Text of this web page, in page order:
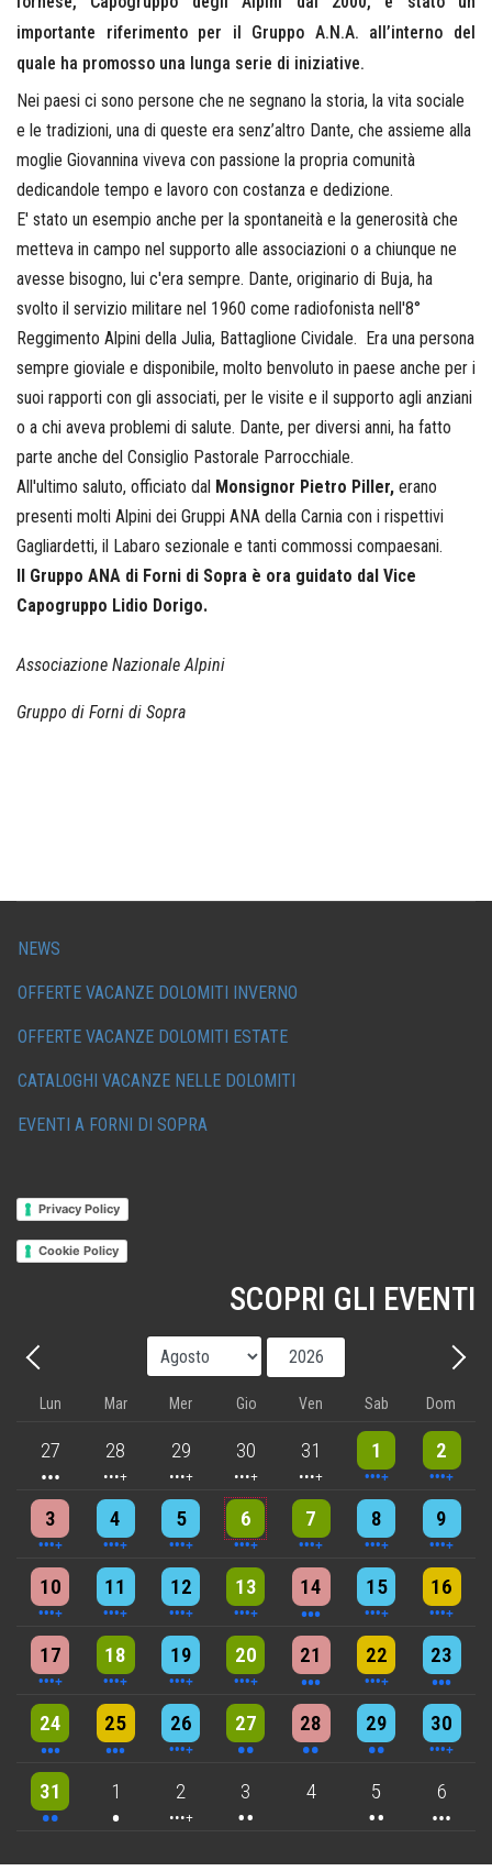
importante riferimento per il Gruppo A.N.A. all’interno del
quale ha promosso una lunga serie di iniziative.
Nei paesi ci sono persone che ne segnano la storia, la vita sociale
e le tradizioni, una di queste era senz’altro Dante, che assieme alla
moglie Giovannina viveva con passione la propria comunità
dedicandole tempo e lavoro con costanza e dedizione.
E' stato un esempio anche per la spontaneità e la generosità che
metteva in campo nel supporto alle associazioni o a chiunque ne
avesse bisogno, lui c'era sempre. Dante, originario di Buja, ha
svolto il servizio militare nel 1960 come radiofonista nell'8°
Reggimento Alpini della Julia, Battaglione Cividale. Era una persona
sempre gioviale e disponibile, molto benvoluto in paese anche per i
suoi rapporti con gli associati, per le visite e il supporto agli anziani
o a chi aveva problemi di salute. Dante, per diversi anni, ha fatto
parte anche del Consiglio Pastorale Parrocchiale.
All'ultimo saluto, officiato dal Monsignor Pietro Piller, erano
presenti molti Alpini dei Gruppi ANA della Carnia con i rispettivi
Gagliardetti, il Labaro sezionale e tanti commossi compaesani.
Il Gruppo ANA di Forni di Sopra è ora guidato dal Vice
Capogruppo Lidio Dorigo.
Associazione Nazionale Alpini
Gruppo di Forni di Sopra
NEWS
OFFERTE VACANZE DOLOMITI INVERNO
OFFERTE VACANZE DOLOMITI ESTATE
CATALOGHI VACANZE NELLE DOLOMITI
EVENTI A FORNI DI SOPRA
Privacy Policy
Cookie Policy
SCOPRI GLI EVENTI
Precedente - Mese
Anno
Lun Mar Mer Gio Ven Sab Dom
27
3 events 28
4 events 29
5 events 30
5 events 31
5 events 1
10 events 2
8 events
3
4 events 4
4 events 5
7 events 6
6 events 7
5 events 8
7 events 9
8 events
10
6 events 11
7 events 12
7 events 13
9 events 14
3 events 15
6 events 16
4 events
17
5 events 18
6 events 19
7 events 20
6 events 21
3 events 22
4 events 23
3 events
24
3 events 25
3 events 26
6 events 27
2 events 28
2 events 29
2 events 30
4 events
31
2 events 1
One event 2
4 events 3
2 events 4 5
2 events 6
3 events